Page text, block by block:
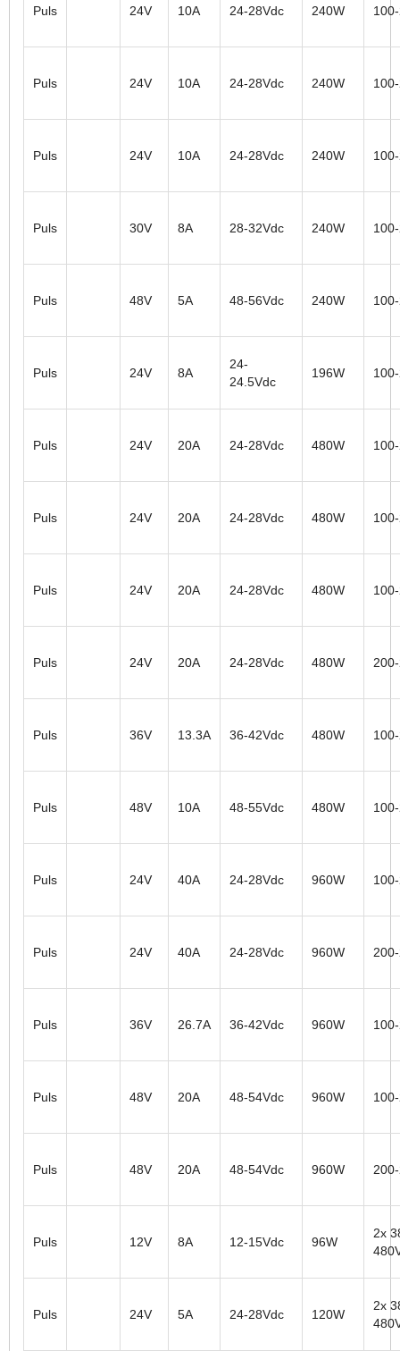
Puls 24V 10A 24-28Vdc 240W
Puls 24V 10A 24-28Vdc 240W
Puls 24V 10A 24-28Vdc 240W
Puls 30V 8A 28-32Vdc 240W
Puls 48V 5A 48-56Vdc 240W
Puls 24V 8A
24-
24.5Vdc
196W
Puls 24V 20A 24-28Vdc 480W
Puls 24V 20A 24-28Vdc 480W
Puls 24V 20A 24-28Vdc 480W
Puls 24V 20A 24-28Vdc 480W
Puls 36V 13.3A 36-42Vdc 480W
Puls 48V 10A 48-55Vdc 480W
Puls 24V 40A 24-28Vdc 960W
Puls 24V 40A 24-28Vdc 960W
Puls 36V 26.7A 36-42Vdc 960W
Puls 48V 20A 48-54Vdc 960W
Puls 48V 20A 48-54Vdc 960W
Puls 12V 8A 12-15Vdc 96W
2x
Puls 24V 5A 24-28Vdc 120W
2x